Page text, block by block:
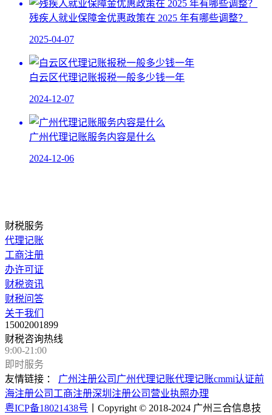
残疾人就业保障金优惠政策在 2025 年有哪些调整？​
2025-04-07
白云区代理记账报税一般多少钱一年
2024-12-07
广州代理记账服务内容是什么
2024-12-06
财税服务
代理记账
工商注册
办许可证
财税资讯
财税问答
关于我们
15002001899
财税咨询热线
9:00-21:00
即时服务
友情链接 ：
广州注册公司 广州代理记账代理记账cmmi认证前
海注册公司 工商注册深圳注册公司 营业执照办理
粤ICP备18021438号 丨Copyright © 2018-2024 广州三合信息技